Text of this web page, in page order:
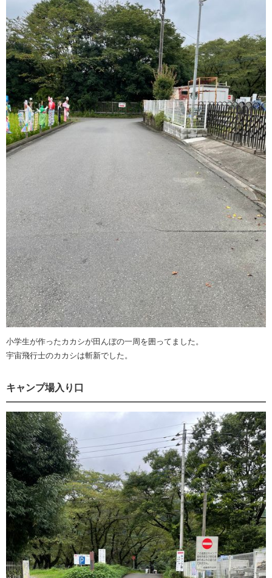
小学生が作ったカカシが田んぼの一周を囲ってました。
宇宙飛行士のカカシは斬新でした。
キャンプ場入り口